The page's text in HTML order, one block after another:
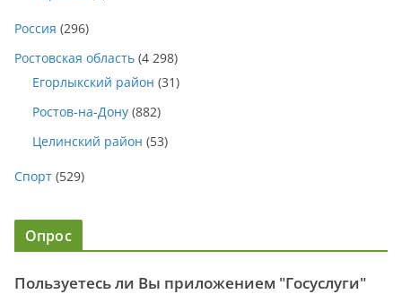
Россия (296)
Ростовская область (4 298)
Егорлыкский район (31)
Ростов-на-Дону (882)
Целинский район (53)
Спорт (529)
Опрос
Пользуетесь ли Вы приложением "Госуслуги"